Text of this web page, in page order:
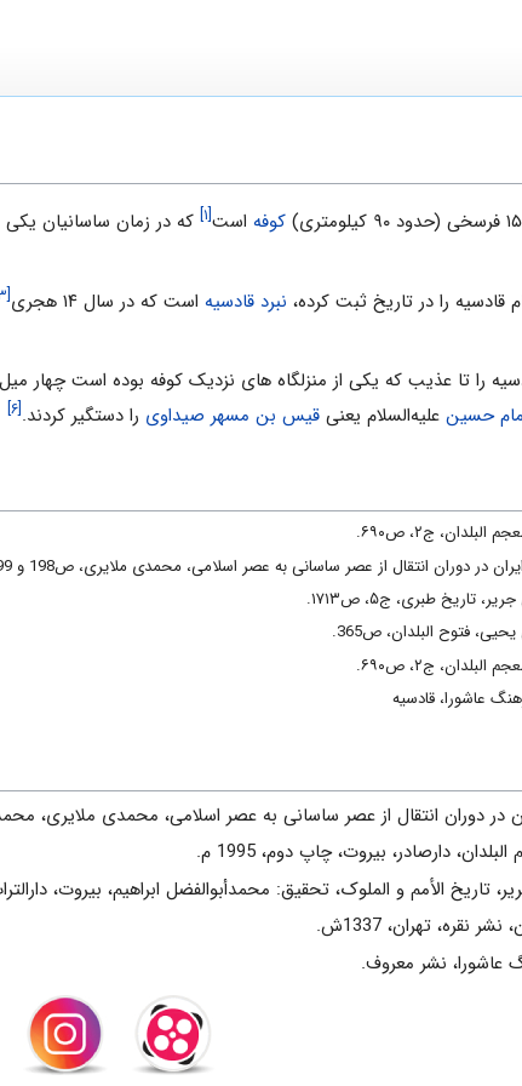
کوفه است[۱]
که در زمان ساسانیان
قادسیه را در تاریخ ثبت کرده، نبرد قادسیه است که در سال ۱۴ هجری [۳]
را تا عذیب که یکی از منزلگاه های نزدیک کوفه بوده است چهار
حسین علیه‌السلام یعنی قیس بن مسهر صیداوی را دستگیر کردند.[۶]
ج۲، ص۶۹۰.
در دوران انتقال از عصر ساسانی به عصر اسلامی، محمدی ملایری، ص198 و 199
تاریخ طبری، ج۵، ص۱۷۱۳.
فتوح البلدان، ص365.
ج۲، ص۶۹۰.
عاشورا، قادسیه
در دوران انتقال از عصر ساسانی به عصر اسلامی، محمدی ملایری، محمد،
دارصادر، بیروت، چاپ دوم، 1995 م.
الأمم و الملوک، تحقیق: محمدأبوالفضل ابراهیم، بیروت، دارالتراث، ۱۳۸۷ق/
نقره، تهران، 1337ش.
عاشورا، نشر معروف.